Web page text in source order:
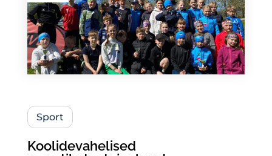
Sport
Koolidevahelised